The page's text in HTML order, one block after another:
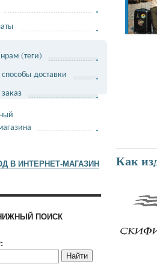
Как
(теги)
доставки
В ИНТЕРНЕТ-МАГАЗИН
ПОИСК
Найти